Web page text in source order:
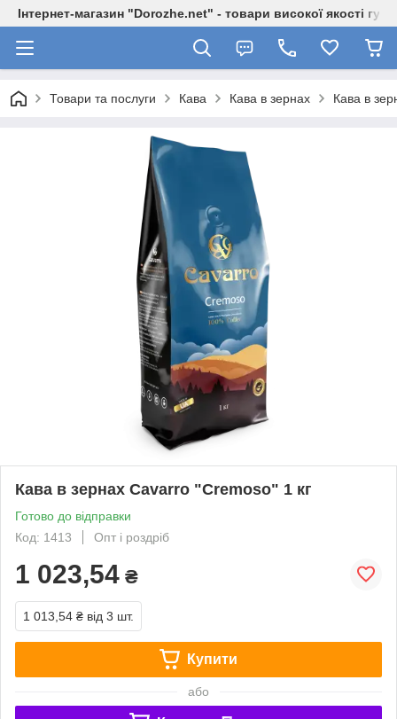
Інтернет-магазин "Dorozhe.net" - товари високої якості
Товари та послуги Кава Кава в зернах Кава в
Кава в зернах Cavarro "Cremoso" 1 кг
Готово до відправки
Код: 1413
Опт і роздріб
1 023,54 ₴
1 013,54 ₴ від 3 шт.
Купити
або